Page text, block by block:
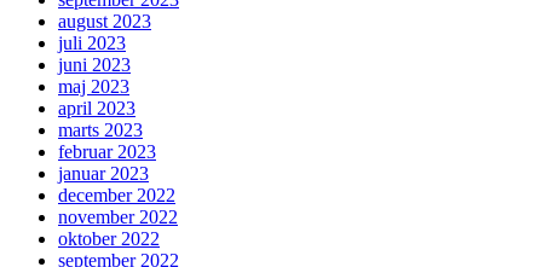
august 2023
juli 2023
juni 2023
maj 2023
april 2023
marts 2023
februar 2023
januar 2023
december 2022
november 2022
oktober 2022
september 2022